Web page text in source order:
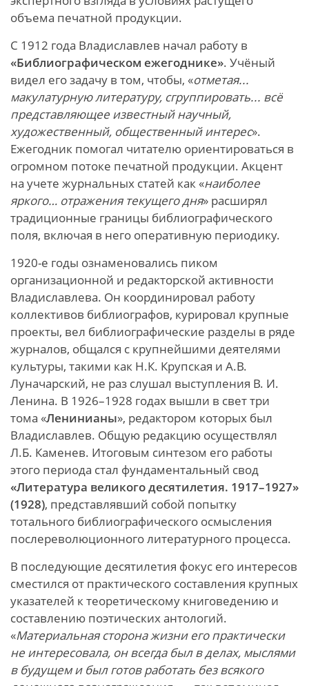
объема печатной продукции.
С 1912 года Владиславлев начал работу в
«Библиографическом ежегоднике». Учёный
видел его задачу в том, чтобы, «отметая...
макулатурную литературу, сгруппировать... всё
представляющее известный научный,
художественный, общественный интерес».
Ежегодник помогал читателю ориентироваться в
огромном потоке печатной продукции. Акцент
на учете журнальных статей как «наиболее
яркого… отражения текущего дня» расширял
традиционные границы библиографического
поля, включая в него оперативную периодику.
1920-е годы ознаменовались пиком
организационной и редакторской активности
Владиславлева. Он координировал работу
коллективов библиографов, курировал крупные
проекты, вел библиографические разделы в ряде
журналов, общался с крупнейшими деятелями
культуры, такими как Н.К. Крупская и А.В.
Луначарский, не раз слушал выступления В. И.
Ленина. В 1926–1928 годах вышли в свет три
тома «Ленинианы», редактором которых был
Владиславлев. Общую редакцию осуществлял
Л.Б. Каменев. Итоговым синтезом его работы
этого периода стал фундаментальный свод
«Литература великого десятилетия. 1917–1927»
(1928), представлявший собой попытку
тотального библиографического осмысления
послереволюционного литературного процесса.
В последующие десятилетия фокус его интересов
сместился от практического составления крупных
указателей к теоретическому книговедению и
составлению поэтических антологий.
«Материальная сторона жизни его практически
не интересовала, он всегда был в делах, мыслями
в будущем и был готов работать без всякого